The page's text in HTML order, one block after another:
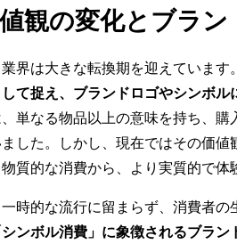
観の変化とブラ
界は大きな転換期を迎えています。
て捉え、ブランドロゴやシンボル
単なる物品以上の意味を持ち、
した。しかし、現在ではその価
質的な消費から、より実質的で体
時的な流行に留まらず、消費者
ンボル消費」に象徴されるブラ